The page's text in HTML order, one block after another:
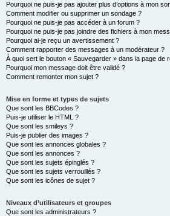
Pourquoi ne puis-je pas ajouter plus d’options à mon
Comment modifier ou supprimer un sondage ?
Pourquoi ne puis-je pas accéder à un forum ?
Pourquoi ne puis-je pas joindre des fichiers à mon
Pourquoi ai-je reçu un avertissement ?
Comment rapporter des messages à un modérateur ?
À quoi sert le bouton « Sauvegarder » dans la page de
Pourquoi mon message doit être validé ?
Comment remonter mon sujet ?
Mise en forme et types de sujets
Que sont les BBCodes ?
Puis-je utiliser le HTML ?
Que sont les smileys ?
Puis-je publier des images ?
Que sont les annonces globales ?
Que sont les annonces ?
Que sont les sujets épinglés ?
Que sont les sujets verrouillés ?
Que sont les icônes de sujet ?
Niveaux d’utilisateurs et groupes
Que sont les administrateurs ?